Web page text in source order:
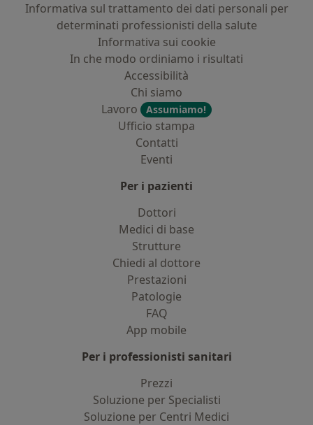
Informativa sul trattamento dei dati personali per
determinati professionisti della salute
Informativa sui cookie
In che modo ordiniamo i risultati
Accessibilità
Chi siamo
Lavoro
Assumiamo!
Ufficio stampa
Contatti
Eventi
Per i pazienti
Dottori
Medici di base
Strutture
Chiedi al dottore
Prestazioni
Patologie
FAQ
App mobile
Per i professionisti sanitari
Prezzi
Soluzione per Specialisti
Soluzione per Centri Medici